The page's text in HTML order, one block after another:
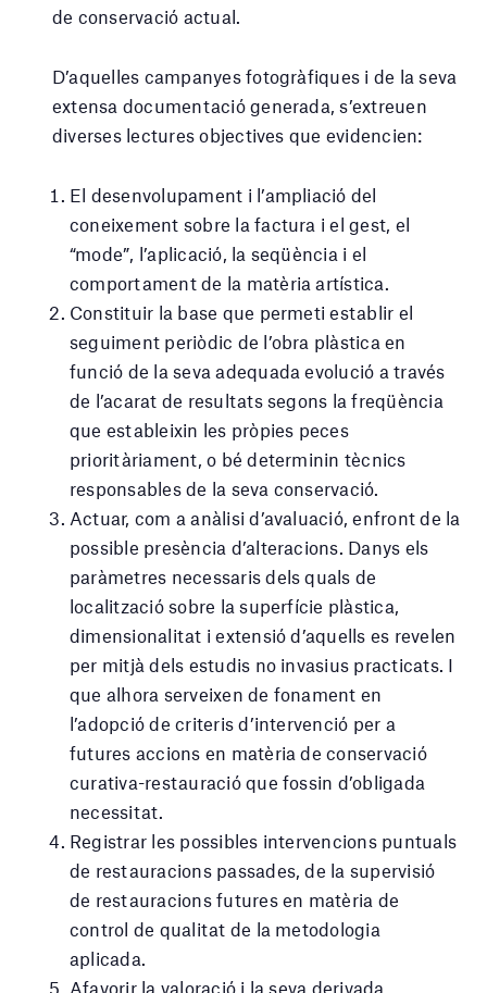
de conservació actual.
D’aquelles campanyes fotogràfiques i de la seva
extensa documentació generada, s’extreuen
diverses lectures objectives que evidencien:
El desenvolupament i l’ampliació del
coneixement sobre la factura i el gest, el
“mode”, l’aplicació, la seqüència i el
comportament de la matèria artística.
Constituir la base que permeti establir el
seguiment periòdic de l’obra plàstica en
funció de la seva adequada evolució a través
de l’acarat de resultats segons la freqüència
que estableixin les pròpies peces
prioritàriament, o bé determinin tècnics
responsables de la seva conservació.
Actuar, com a anàlisi d’avaluació, enfront de la
possible presència d’alteracions. Danys els
paràmetres necessaris dels quals de
localització sobre la superfície plàstica,
dimensionalitat i extensió d’aquells es revelen
per mitjà dels estudis no invasius practicats. I
que alhora serveixen de fonament en
l’adopció de criteris d’intervenció per a
futures accions en matèria de conservació
curativa-restauració que fossin d’obligada
necessitat.
Registrar les possibles intervencions puntuals
de restauracions passades, de la supervisió
de restauracions futures en matèria de
control de qualitat de la metodologia
aplicada.
Afavorir la valoració i la seva derivada